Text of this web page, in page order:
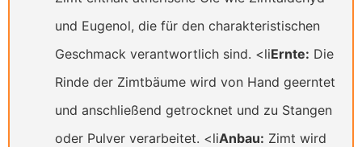
und Eugenol, die für den charakteristischen
Geschmack verantwortlich sind. <liErnte: Die
Rinde der Zimtbäume wird von Hand geerntet
und anschließend getrocknet und zu Stangen
oder Pulver verarbeitet. <liAnbau: Zimt wird